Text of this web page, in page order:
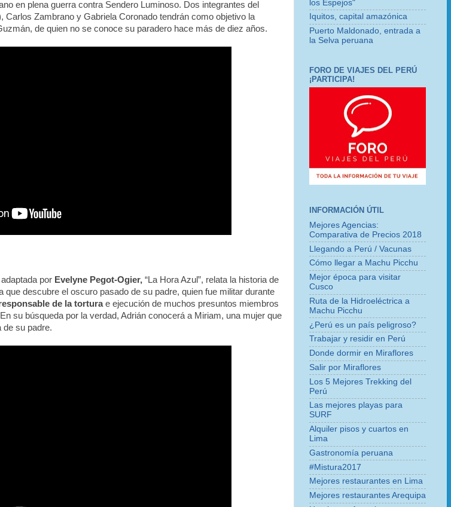
en plena guerra contra Sendero Luminoso. Dos integrantes del
Carlos Zambrano y Gabriela Coronado tendrán como objetivo la
de quien no se conoce su paradero hace más de diez años.
por Evelyne Pegot-Ogier, “La Hora Azul”, relata la historia de
que descubre el oscuro pasado de su padre, quien fue militar durante
de la torturae ejecución de muchos presuntos miembros
su búsqueda por la verdad, Adrián conocerá a Miriam, una mujer que
su padre.
los Espejos"
Iquitos, capital amazónica
Puerto Maldonado, entrada a
la Selva peruana
FORO DE VIAJES DEL PERÚ
¡PARTICIPA!
INFORMACIÓN ÚTIL
Mejores Agencias:
Comparativa de Precios 2018
Llegando a Perú / Vacunas
Cómo llegar a Machu Picchu
Mejor época para visitar
Cusco
Ruta de la Hidroeléctrica a
Machu Picchu
¿Perú es un país peligroso?
Trabajar y residir en Perú
Donde dormir en Miraflores
Salir por Miraflores
Los 5 Mejores Trekking del
Perú
Las mejores playas para
SURF
Alquiler pisos y cuartos en
Lima
Gastronomía peruana
#Mistura2017
Mejores restaurantes en Lima
Mejores restaurantes Arequipa